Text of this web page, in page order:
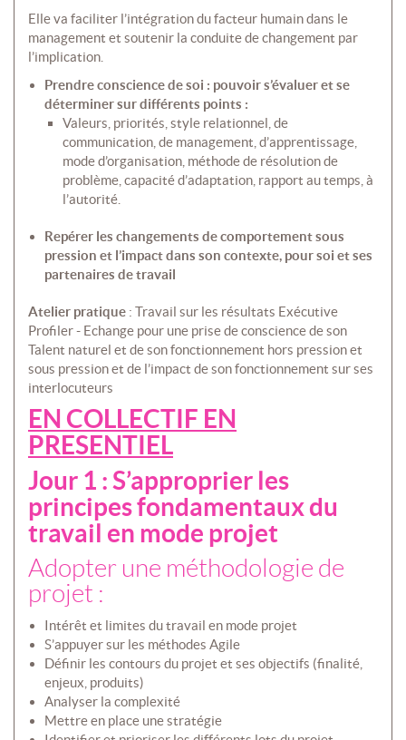
Elle va faciliter l’intégration du facteur humain dans le
management et soutenir la conduite de changement par
l’implication.
Prendre conscience de soi : pouvoir s’évaluer et se
déterminer sur différents points :
Valeurs, priorités, style relationnel, de
communication, de management, d’apprentissage,
mode d’organisation, méthode de résolution de
problème, capacité d’adaptation, rapport au temps, à
l’autorité.
Repérer les changements de comportement sous
pression et l’impact dans son contexte, pour soi et ses
partenaires de travail
Atelier pratique : Travail sur les résultats Exécutive
Profiler - Echange pour une prise de conscience de son
Talent naturel et de son fonctionnement hors pression et
sous pression et de l’impact de son fonctionnement sur ses
interlocuteurs
EN COLLECTIF EN
PRESENTIEL
Jour 1 : S’approprier les
principes fondamentaux du
travail en mode projet
Adopter une méthodologie de
projet :
Intérêt et limites du travail en mode projet
S’appuyer sur les méthodes Agile
Définir les contours du projet et ses objectifs (finalité,
enjeux, produits)
Analyser la complexité
Mettre en place une stratégie